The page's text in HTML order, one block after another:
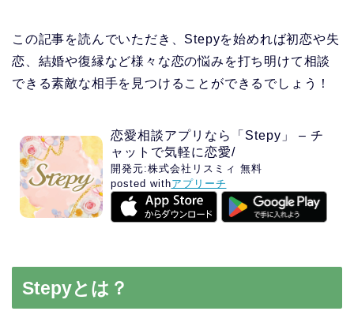
この記事を読んでいただき、Stepyを始めれば初恋や失
恋、結婚や復縁など様々な恋の悩みを打ち明けて相談
できる素敵な相手を見つけることができるでしょう！
恋愛相談アプリなら「Stepy」 – チ
ャットで気軽に恋愛/
開発元:株式会社リスミィ 無料
posted withアプリーチ
Stepyとは？